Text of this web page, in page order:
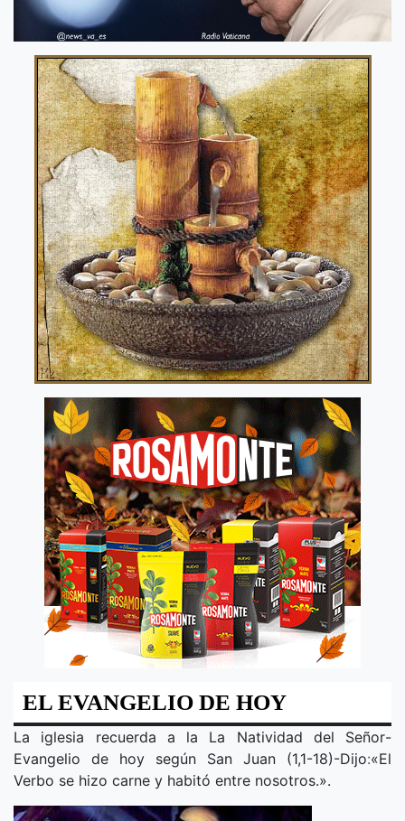
EL EVANGELIO DE HOY
La iglesia recuerda a la La Natividad del Señor-
Evangelio de hoy según San Juan (1,1-18)-Dijo:«El
Verbo se hizo carne y habitó entre nosotros.».